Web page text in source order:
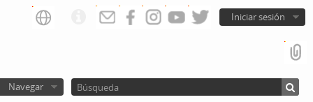
Iniciar sesión
Navegar